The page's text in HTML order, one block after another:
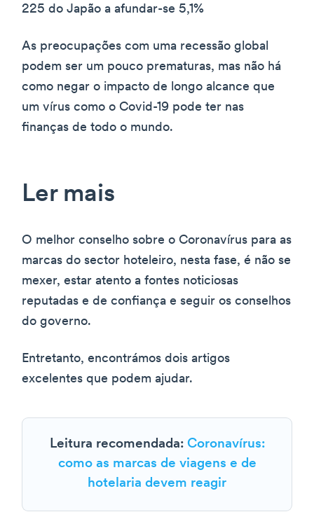
225 do Japão a afundar-se 5,1%
As preocupações com uma recessão global
podem ser um pouco prematuras, mas não há
como negar o impacto de longo alcance que
um vírus como o Covid-19 pode ter nas
finanças de todo o mundo.
Ler mais
O melhor conselho sobre o Coronavírus para as
marcas do sector hoteleiro, nesta fase, é não se
mexer, estar atento a fontes noticiosas
reputadas e de confiança e seguir os conselhos
do governo.
Entretanto, encontrámos dois artigos
excelentes que podem ajudar.
Leitura recomendada: Coronavírus:
como as marcas de viagens e de
hotelaria devem reagir